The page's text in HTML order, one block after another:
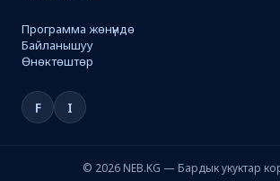
Программа жөнүндө
Байланышуу
Өнөктөштөр
F I
© 2026 NEB.KG — Бардык укуктар